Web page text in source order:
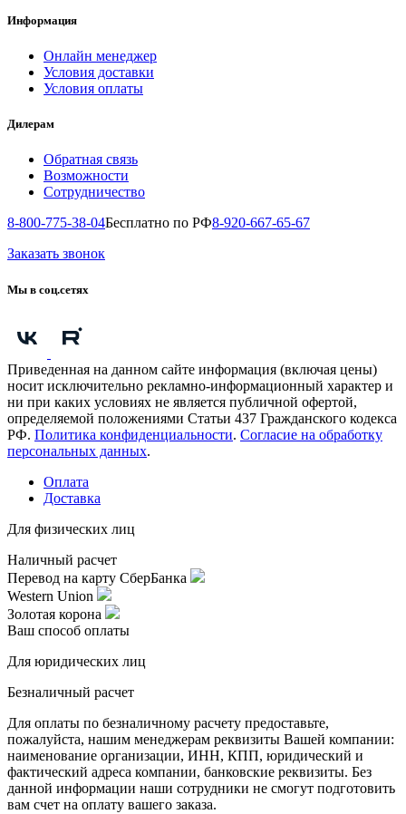
Информация
Онлайн менеджер
Условия доставки
Условия оплаты
Дилерам
Обратная связь
Возможности
Сотрудничество
8-800-775-38-04Бесплатно по РФ8-920-667-65-67
Заказать звонок
Мы в соц.сетях
Приведенная на данном сайте информация (включая цены)
носит исключительно рекламно-информационный характер и
ни при каких условиях не является публичной офертой,
определяемой положениями Статьи 437 Гражданского кодекса
РФ. Политика конфиденциальности. Согласие на обработку
персональных данных.
Оплата
Доставка
Для физических лиц
Наличный расчет
Перевод на карту СберБанка
Western Union
Золотая корона
Ваш способ оплаты
Для юридических лиц
Безналичный расчет
Для оплаты по безналичному расчету предоставьте,
пожалуйста, нашим менеджерам реквизиты Вашей компании:
наименование организации, ИНН, КПП, юридический и
фактический адреса компании, банковские реквизиты. Без
данной информации наши сотрудники не смогут подготовить
вам счет на оплату вашего заказа.